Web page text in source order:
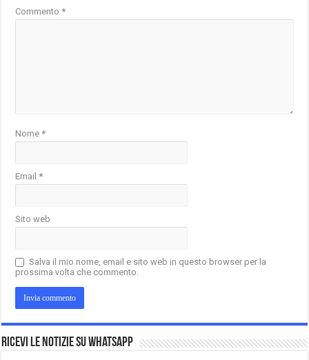
Commento*
Nome*
Email*
Sito web
Salva il mio nome, email e sito web in questo browser per la
prossima volta che commento.
Ricevi le notizie su Whatsapp